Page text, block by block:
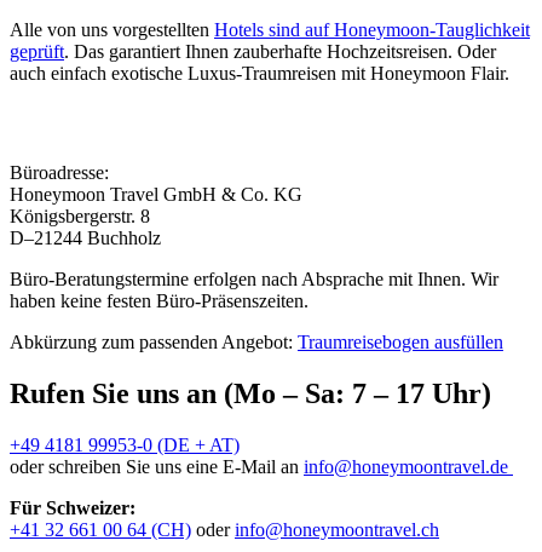
Alle von uns vorgestellten Hotels sind auf Honeymoon-Tauglichkeit
geprüft. Das garantiert Ihnen zauberhafte Hochzeitsreisen. Oder
auch einfach exotische Luxus-Traumreisen mit Honeymoon Flair.
Büroadresse:
Honeymoon Travel GmbH & Co. KG
Königsbergerstr. 8
D–21244 Buchholz
Büro-Beratungstermine erfolgen nach Absprache mit Ihnen. Wir
haben keine festen Büro-Präsenszeiten.
Abkürzung zum passenden Angebot: Traumreisebogen ausfüllen
Rufen Sie uns an (Mo – Sa: 7 – 17 Uhr)
+49 4181 99953-0 (DE + AT)
oder schreiben Sie uns eine E-Mail an info@honeymoontravel.de
Für Schweizer:
+41 32 661 00 64 (CH) oderinfo@honeymoontravel.ch